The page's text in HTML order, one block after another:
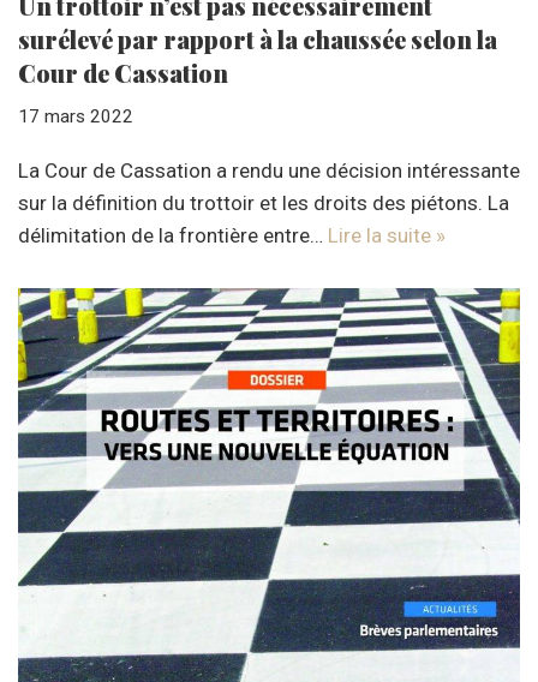
surélevé par rapport à la chaussée selon la
Cour de Cassation
17 mars 2022
La Cour de Cassation a rendu une décision intéressante
sur la définition du trottoir et les droits des piétons. La
délimitation de la frontière entre… Lire la suite »